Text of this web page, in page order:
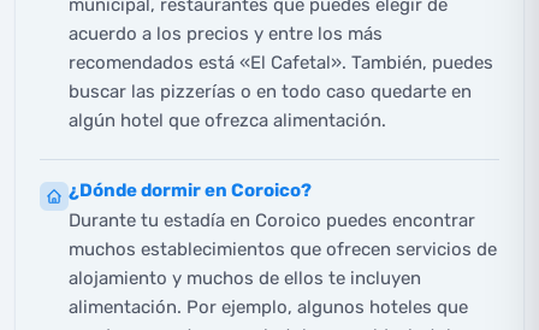
municipal, restaurantes que puedes elegir de
acuerdo a los precios y entre los más
recomendados está «El Cafetal». También, puedes
buscar las pizzerías o en todo caso quedarte en
algún hotel que ofrezca alimentación.
¿Dónde dormir en Coroico?
Durante tu estadía en Coroico puedes encontrar
muchos establecimientos que ofrecen servicios de
alojamiento y muchos de ellos te incluyen
alimentación. Por ejemplo, algunos hoteles que